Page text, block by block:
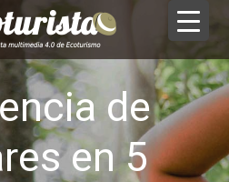
de
en 5